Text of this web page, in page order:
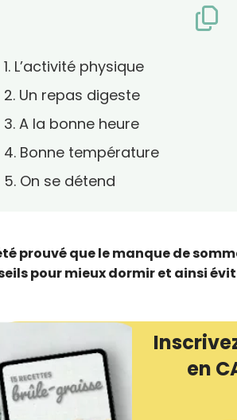
1. L’activité physique
2. Un repas digeste
3. A la bonne heure
4. Bonne température
5. On se détend
prouvé que le manque de
pour mieux dormir et ainsi
en